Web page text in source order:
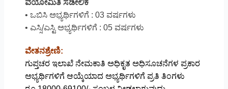
ವಯೋಮಿತಿ ಸಡೀಲಿಕೆ
• ಒಬಿಸಿ ಅಭ್ಯರ್ಥಿಗಳಿಗೆ : 03 ವರ್ಷಗಳು
• ಎಸ್ಸಿ/ಎಸ್ಟಿ ಅಭ್ಯರ್ಥಿಗಳಿಗೆ : 05 ವರ್ಷಗಳು
ವೇತನಶ್ರೇಣಿ:
ಗುಪ್ತಚರ ಇಲಾಖೆ ನೇಮಕಾತಿ ಅಧಿಕೃತ ಅಧಿಸೂಚನೆಗಳ ಪ್ರಕಾರ
ಅಭ್ಯರ್ಥಿಗಳಿಗೆ ಆಯ್ಕೆಯಾದ ಅಭ್ಯರ್ಥಿಗಳಿಗೆ ಪ್ರತಿ ತಿಂಗಳು